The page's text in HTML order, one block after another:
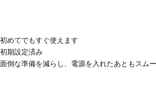
初めてでもすぐ使えます
初期設定済み
面倒な準備を減らし、電源を入れたあともスム